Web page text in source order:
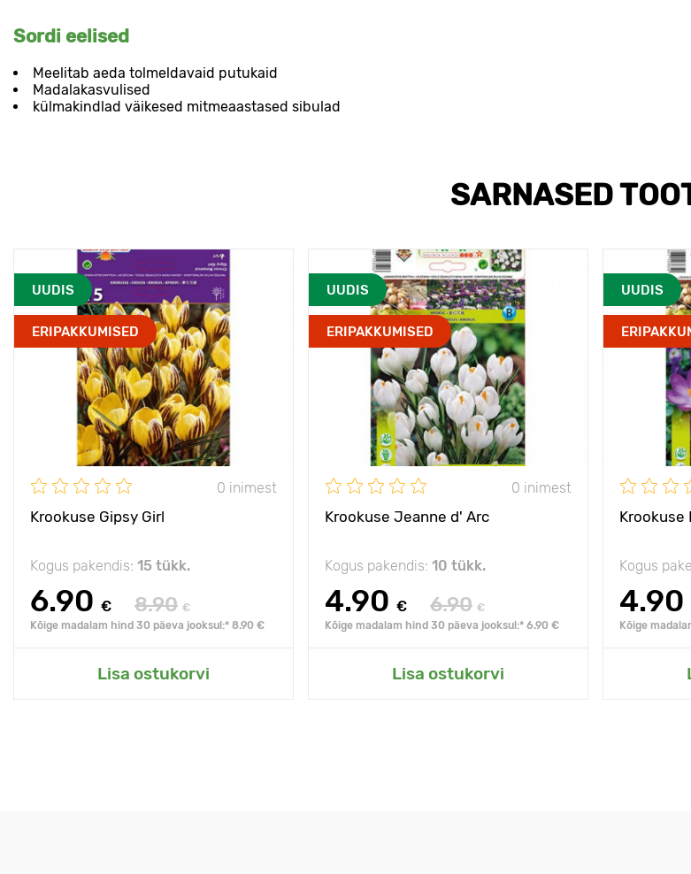
Sordi eelised
Meelitab aeda tolmeldavaid putukaid
Madalakasvulised
külmakindlad väikesed mitmeaastased sibulad
SARNASED
UUDIS
ERIPAKKUMISED
0 inimest
Krookuse Gipsy Girl
Kogus pakendis: 15 tükk.
6.90 € 8.90 €
Kõige madalam hind 30 päeva jooksul:* 8.90 €
Lisa ostukorvi
UUDIS
ERIPAKKUMISED
0 inimest
Krookuse Jeanne d' Arc
Kogus pakendis: 10 tükk.
4.90 € 6.90 €
Kõige madalam hind 30 päeva jooksul:* 6.90 €
Lisa ostukorvi
UUDIS
Krookuse
Kogus
4.90
Kõige